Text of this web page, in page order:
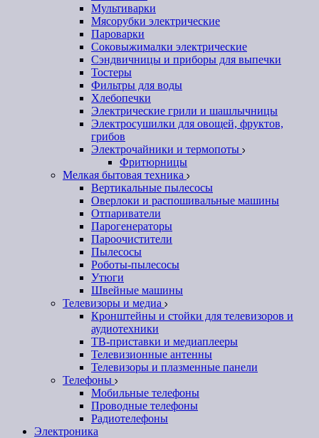
Мультиварки
Мясорубки электрические
Пароварки
Соковыжималки электрические
Сэндвичницы и приборы для выпечки
Тостеры
Фильтры для воды
Хлебопечки
Электрические грили и шашлычницы
Электросушилки для овощей, фруктов,
грибов
Электрочайники и термопоты
Фритюрницы
Мелкая бытовая техника
Вертикальные пылесосы
Оверлоки и распошивальные машины
Отпариватели
Парогенераторы
Пароочистители
Пылесосы
Роботы-пылесосы
Утюги
Швейные машины
Телевизоры и медиа
Кронштейны и стойки для телевизоров и
аудиотехники
ТВ-приставки и медиаплееры
Телевизионные антенны
Телевизоры и плазменные панели
Телефоны
Мобильные телефоны
Проводные телефоны
Радиотелефоны
Электроника